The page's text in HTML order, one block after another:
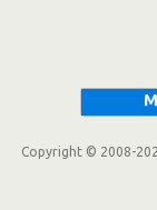
Copyright © 2008-